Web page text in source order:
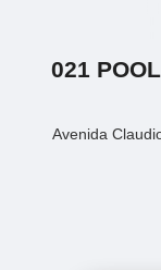
021
Avenida